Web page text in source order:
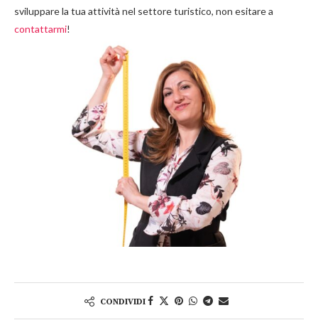
sviluppare la tua attività nel settore turistico, non esitare a
contattarmi!
CONDIVIDI